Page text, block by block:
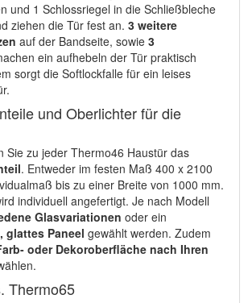
und 1 Schlossriegel in die Schließbleche
ziehen die Tür fest an. 3 weitere
auf der Bandseite, sowie 3
ein aufhebeln der Tür praktisch
sorgt die Softlockfalle für ein leises
und Oberlichter für die
Sie zu jeder Thermo46 Haustür das
. Entweder im festen Maß 400 x 2100
bis zu einer Breite von 1000 mm.
individuell angefertigt. Je nach Modell
Glasvariationen oder ein
glattes Paneel gewählt werden. Zudem
oder Dekoroberfläche nach Ihren
Thermo65